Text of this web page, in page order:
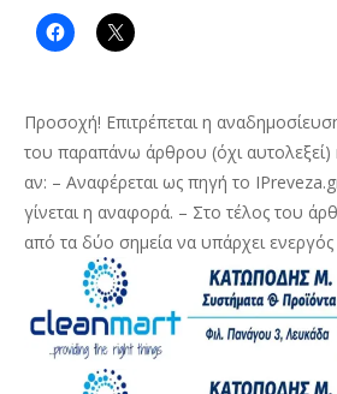
Προσοχή! Επιτρέπεται η
του παραπάνω άρθρου (όχι
αν: – Αναφέρεται ως πηγή το
γίνεται η αναφορά. – Στο τέλος του
από τα δύο σημεία να υπάρχει